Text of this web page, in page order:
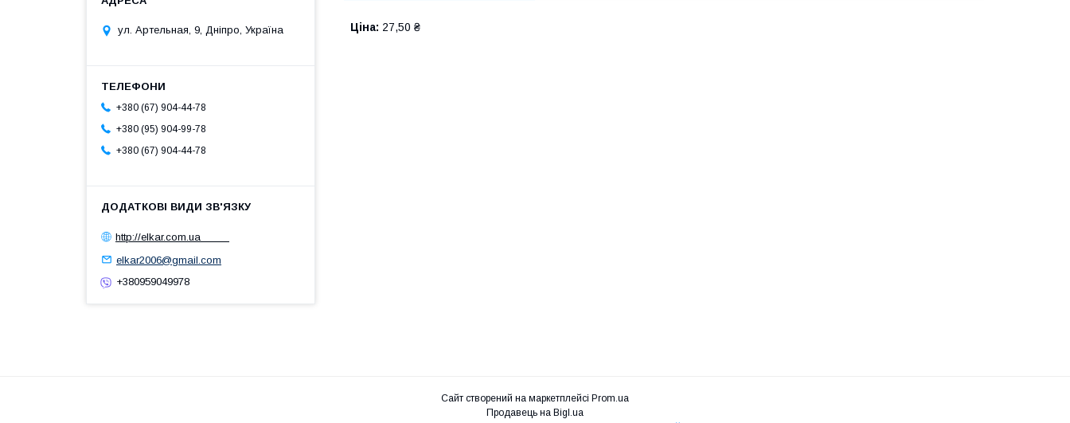
Ціна: 27,50 ₴
ул. Артельная, 9, Дніпро, Україна
+380 (67) 904-44-78
+380 (95) 904-99-78
+380 (67) 904-44-78
http://elkar.com.ua
elkar2006@gmail.com
+380959049978
Сайт створений на маркетплейсі Prom.ua
Продавець на Bigl.ua